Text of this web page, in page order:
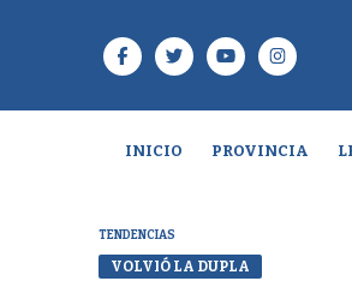
INICIO PROVINCIA
TENDENCIAS
VOLVIÓ LA DUPLA